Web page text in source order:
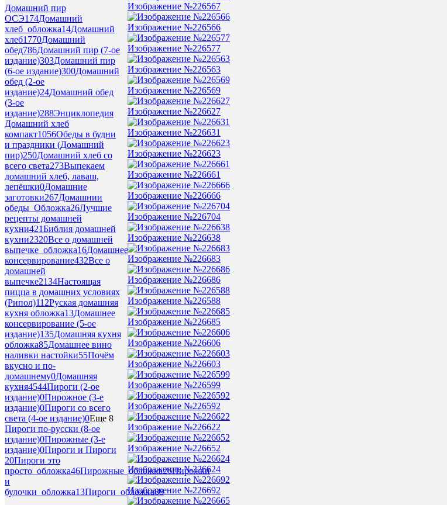
Домашний пир
ОСЭ174Домашний
хлеб_обложка14Домашний
хлеб1770Домашний
обед786Домашний пир (7-ое
издание)303Домашний пир
(6-ое издание)300Домашний
обед (2-ое
издание)24Домашний обед
(3-ое
издание)288Энциклопедия
Домашний хлеб
компакт1056Обеды в будни
и праздники (Домашний
пир)250Домашний хлеб со
всего света273Выпекаем
домашний хлеб, лаваш,
лепёшки0Домашние
заготовки267Домашнии
обеды_Обложка26Лучшие
рецепты домашней
кухни421Библия домашней
кухни2320Все о домашней
выпечке_обложка16Домашнее
консервирование432Все о
домашней
выпечке2134Настоящая
пицца в домашних условиях
(Рипол)112Руская домашняя
кухня обложка13Домашнее
консервирование (5-ое
издание)135Домашняя кухня
обложка85Домашнее вино
наливки настойки55Почём
вкусно и по-
домашнему0Домашняя
кухня4544Пироги (2-ое
издание)0Пирожное (3-е
издание)0Пироги со всего
света (4-ое издание)0Еще 8
Пироги по-русски (8-ое
издание)0Пирожные (3-е
издание)0Пироги и Пироги
20Пироги это
просто_обложка46Пирожные_обложка26Пирожки
и
булочки_обложка13Пироги_обложка88
Изображение №226567
Изображение №226566
Изображение №226577
Изображение №226563
Изображение №226569
Изображение №226627
Изображение №226631
Изображение №226623
Изображение №226661
Изображение №226666
Изображение №226704
Изображение №226638
Изображение №226683
Изображение №226686
Изображение №226588
Изображение №226685
Изображение №226606
Изображение №226603
Изображение №226599
Изображение №226592
Изображение №226622
Изображение №226652
Изображение №226624
Изображение №226692